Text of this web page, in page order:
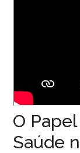
O
Saúde